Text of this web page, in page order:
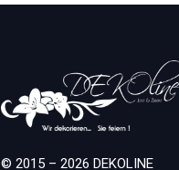
© 2015 – 2026 DEKOLINE